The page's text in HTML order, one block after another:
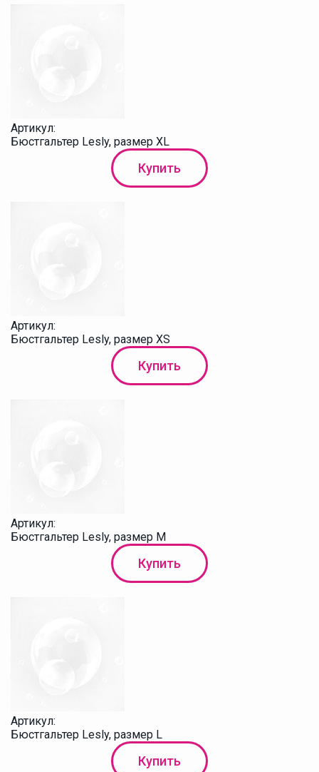
Артикул:
Бюстгальтер Lesly, размер XL
Купить
Артикул:
Бюстгальтер Lesly, размер XS
Купить
Артикул:
Бюстгальтер Lesly, размер M
Купить
Артикул:
Бюстгальтер Lesly, размер L
Купить